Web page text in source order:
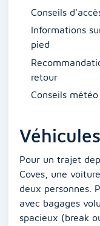
Conseils
Informations
pied
retour
Conseils
Pour un trajet
Coves, une
deux personnes.
avec bagages
spacieux (break